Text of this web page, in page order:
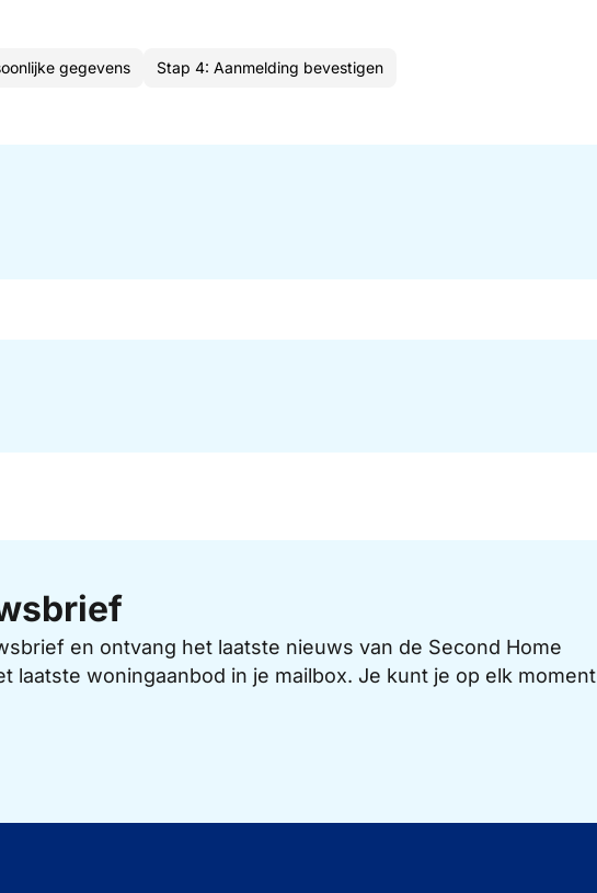
gegevens Stap 4: Aanmelding bevestigen
en ontvang het laatste nieuws van de Second Home
laatste woningaanbod in je mailbox. Je kunt je op elk moment